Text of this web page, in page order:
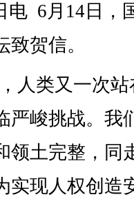
电 6月14日，
贺信。
人类又一次
严峻挑战。我
领土完整，同
实现人权创造